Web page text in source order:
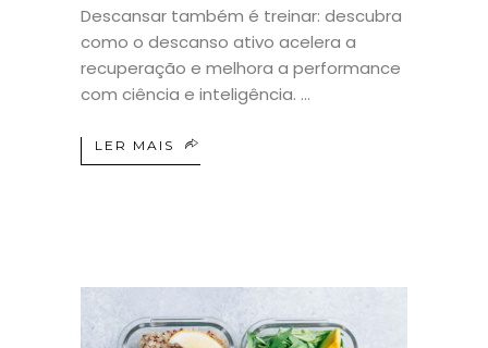
Descansar também é treinar: descubra
como o descanso ativo acelera a
recuperação e melhora a performance
com ciência e inteligência.
LER MAIS